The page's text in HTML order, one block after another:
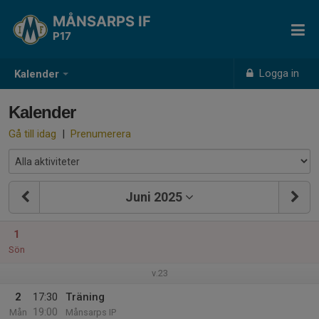
Kalender Logga in
MÅNSARPS IF
P17
Kalender
Gå till idag | Prenumerera
Juni 2025
1
Sön
v.23
2
Mån
17:30
19:00
Träning
Månsarps IP